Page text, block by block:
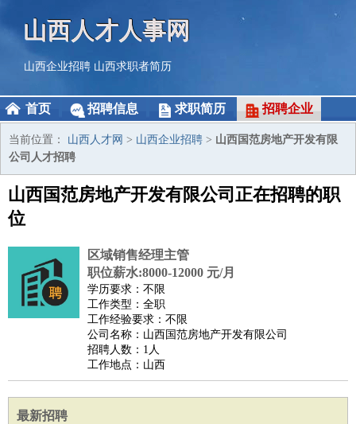
山西人才人事网
山西企业招聘 山西求职者简历
首页 招聘信息 求职简历 招聘企业
当前位置： 山西人才网 > 山西企业招聘 > 山西国范房地产开发有限
公司人才招聘
山西国范房地产开发有限公司正在招聘的职
位
区域销售经理主管
职位薪水:8000-12000 元/月
学历要求：不限
工作类型：全职
工作经验要求：不限
公司名称：山西国范房地产开发有限公司
招聘人数：1人
工作地点：山西
最新招聘